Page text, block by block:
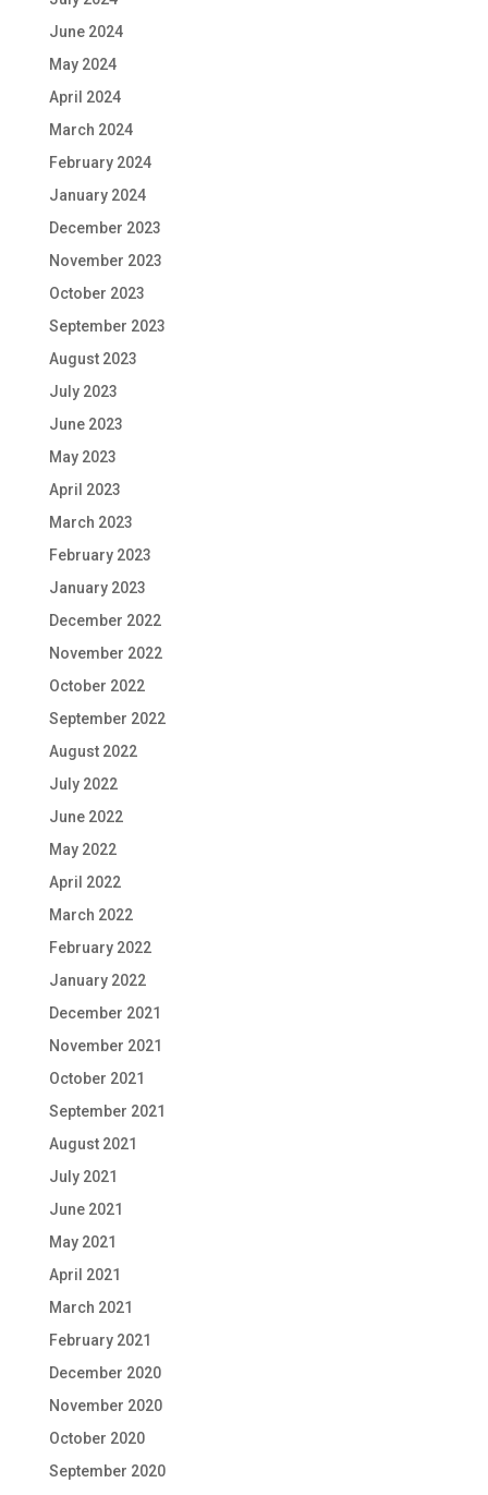
June 2024
May 2024
April 2024
March 2024
February 2024
January 2024
December 2023
November 2023
October 2023
September 2023
August 2023
July 2023
June 2023
May 2023
April 2023
March 2023
February 2023
January 2023
December 2022
November 2022
October 2022
September 2022
August 2022
July 2022
June 2022
May 2022
April 2022
March 2022
February 2022
January 2022
December 2021
November 2021
October 2021
September 2021
August 2021
July 2021
June 2021
May 2021
April 2021
March 2021
February 2021
December 2020
November 2020
October 2020
September 2020